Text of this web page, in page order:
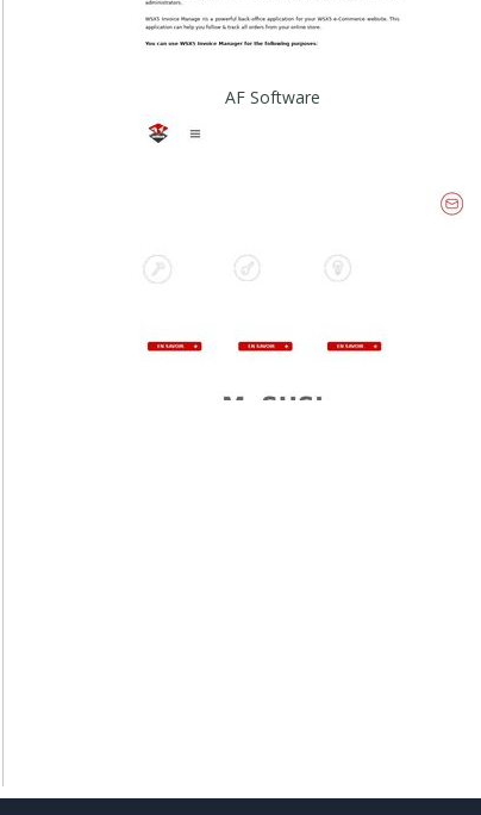
AF Software